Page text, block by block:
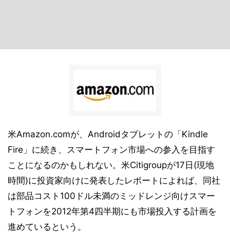
米Amazon.comが、Androidタブレットの「Kindle
Fire」に続き、スマートフォン市場への参入を目指す
ことになるのかもしれない。米Citigroupが17日(現地
時間)に投資家向けに発表したレポートによれば、同社
は部品コスト100ドル未満のミッドレンジ向けスマー
トフォンを2012年第4四半期にも市場投入する計画を
進めているという。